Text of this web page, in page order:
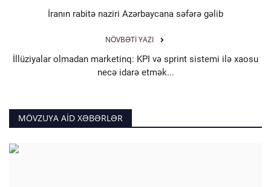
İranın rabitə naziri Azərbaycana səfərə gəlib
NÖVBƏTI YAZI
İllüziyalar olmadan marketinq: KPI və sprint sistemi ilə xaosu
necə idarə etmək...
MÖVZUYA AID XƏBƏRLƏR